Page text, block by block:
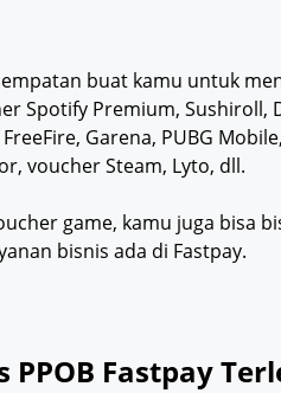
buat kamu untuk
Spotify Premium, Sushiroll,
Garena, PUBG
voucher Steam, Lyto, dll.
game, kamu juga bisa
bisnis ada di Fastpay.
PPOB Fastpay